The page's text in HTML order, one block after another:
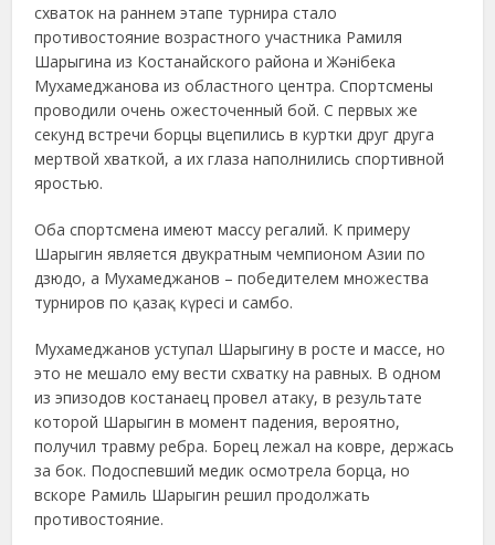
схваток на раннем этапе турнира стало
противостояние возрастного участника Рамиля
Шарыгина из Костанайского района и Жәнібека
Мухамеджанова из областного центра. Спортсмены
проводили очень ожесточенный бой. С первых же
секунд встречи борцы вцепились в куртки друг друга
мертвой хваткой, а их глаза наполнились спортивной
яростью.
Оба спортсмена имеют массу регалий. К примеру
Шарыгин является двукратным чемпионом Азии по
дзюдо, а Мухамеджанов – победителем множества
турниров по қазақ күресі и самбо.
Мухамеджанов уступал Шарыгину в росте и массе, но
это не мешало ему вести схватку на равных. В одном
из эпизодов костанаец провел атаку, в результате
которой Шарыгин в момент падения, вероятно,
получил травму ребра. Борец лежал на ковре, держась
за бок. Подоспевший медик осмотрела борца, но
вскоре Рамиль Шарыгин решил продолжать
противостояние.